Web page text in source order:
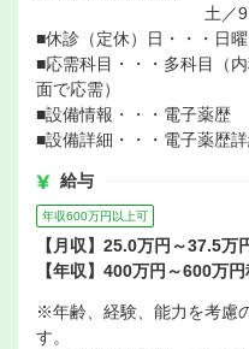
土／9：00～
■休診（定休）日・・・日
■応需科目・・・多科目（
面で応需）
■設備情報・・・電子薬歴
■設備詳細・・・電子薬歴
給与
年収600万円以上可
【月収】25.0万円～37.5万
【年収】400万円～600万
※年齢、経験、能力を考慮
す。